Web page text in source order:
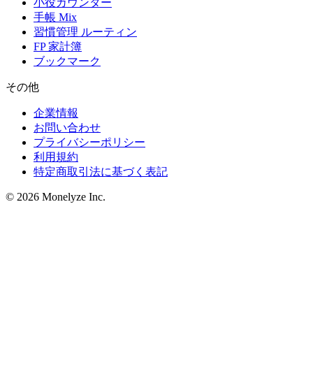
小役カウンター
手帳 Mix
習慣管理 ルーティン
FP 家計簿
ブックマーク
その他
企業情報
お問い合わせ
プライバシーポリシー
利用規約
特定商取引法に基づく表記
© 2026 Monelyze Inc.